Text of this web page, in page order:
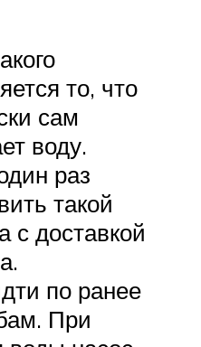
то, что
сам
воду.
раз
такой
с доставкой
по ранее
При